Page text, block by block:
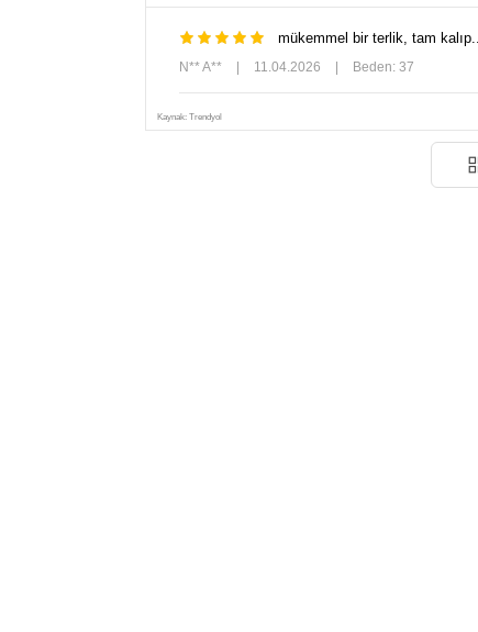
mükemmel bir terlik, tam kalıp...
N** A** 11.04.2026 Beden: 37
Kaynak: Trendyol